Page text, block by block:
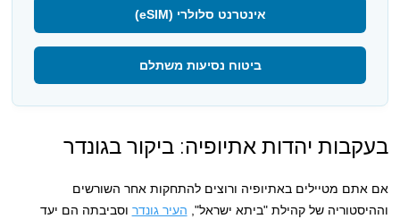
אינטרנט סלולרי (eSIM)
ביטוח נסיעות משתלם
בעקבות יהדות אתיופיה: ביקור בגונדר
אם אתם מטיילים באתיופיה ורוצים להתחקות אחר השורשים
וההיסטוריה של קהילת "ביתא ישראל", העיר גונדר וסביבתה הם יעד